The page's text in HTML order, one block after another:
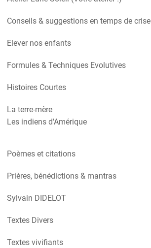
Conseils & suggestions en temps de crise
Elever nos enfants
Formules & Techniques Evolutives
Histoires Courtes
La terre-mère
Les indiens d'Amérique
Poèmes et citations
Prières, bénédictions & mantras
Sylvain DIDELOT
Textes Divers
Textes vivifiants